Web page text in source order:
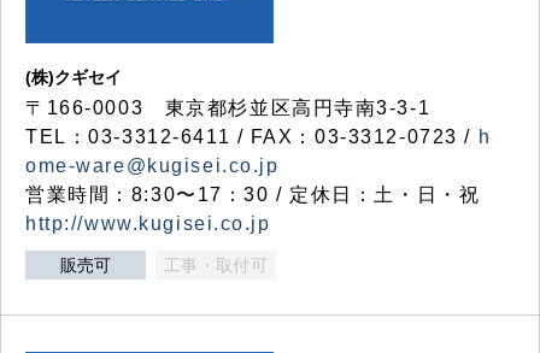
(株)クギセイ
〒166-0003 東京都杉並区高円寺南3-3-1
TEL：03-3312-6411 / FAX：03-3312-0723 / h
ome-ware@kugisei.co.jp
営業時間：8:30〜17：30 / 定休日：土・日・祝
http://www.kugisei.co.jp
販売可 工事・取付可